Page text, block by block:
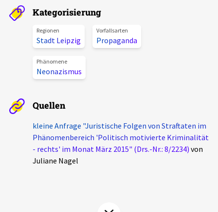
Aktuelles
Alle Beiträge
Veranstaltungen
Pressemitteilungen
Über uns
Projektbeschreibung
Kontakt
Unterstützer_innen
chronik.LE in der Presse
Kategorisierung
Regionen
Stadt Leipzig
Vorfallsarten
Propaganda
Phänomene
Neonazismus
Quellen
kleine Anfrage "Juristische Folgen von Straftaten im
Phänomenbereich 'Politisch motivierte Kriminalität
- rechts' im Monat März 2015" (Drs.-Nr.: 8/2234) von
Juliane Nagel